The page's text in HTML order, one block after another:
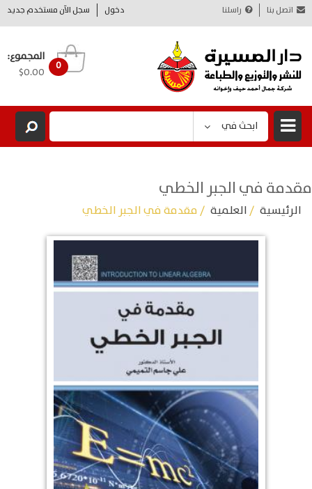
دخول سجل الآن مستخدم جديد اتصل بنا راسلنا
0
المجموع:
$0.00
ابحث في
مقدمة في الجبر الخطي
الرئيسية /العلمية / مقدمة في الجبر الخطي